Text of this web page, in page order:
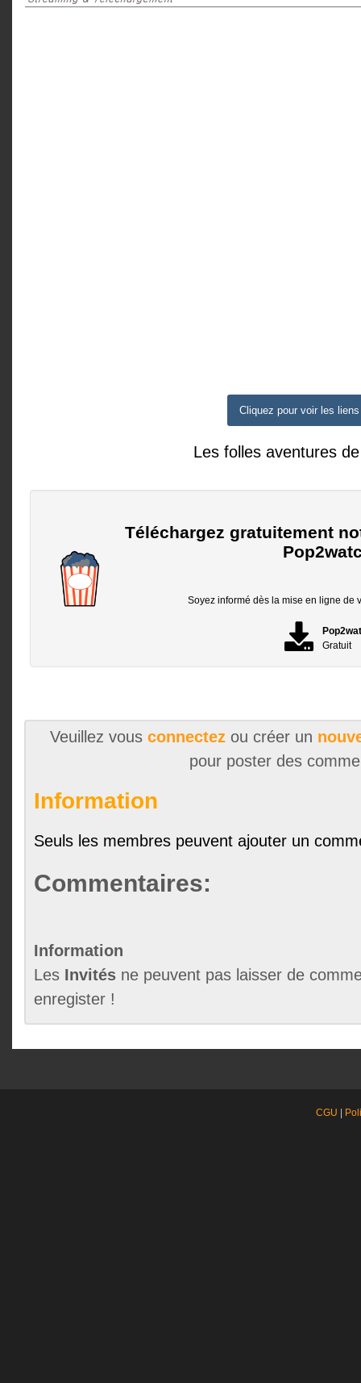
Cliquez pour voir les liens
Les folles aventures
Téléchargez gratuitement
Soyez informé dès la mise en ligne de
Gratuit
Veuillez vous connectezou créer un
pour poster des
Information
Seuls les membres peuvent ajouter un
Commentaires:
Information
Les Invités ne peuvent pas laisser de
enregister !
CGU |